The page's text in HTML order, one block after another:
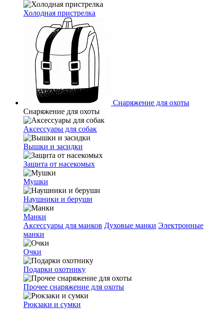
Холодная пристрелка
Снаряжение для охоты
Снаряжение для охоты
Аксессуары для собак
Вышки и засидки
Защита от насекомых
Мушки
Наушники и беруши
Манки
Аксессуары для манков Духовые манки Электронные
манки
Очки
Подарки охотнику
Прочее снаряжение для охоты
Рюкзаки и сумки